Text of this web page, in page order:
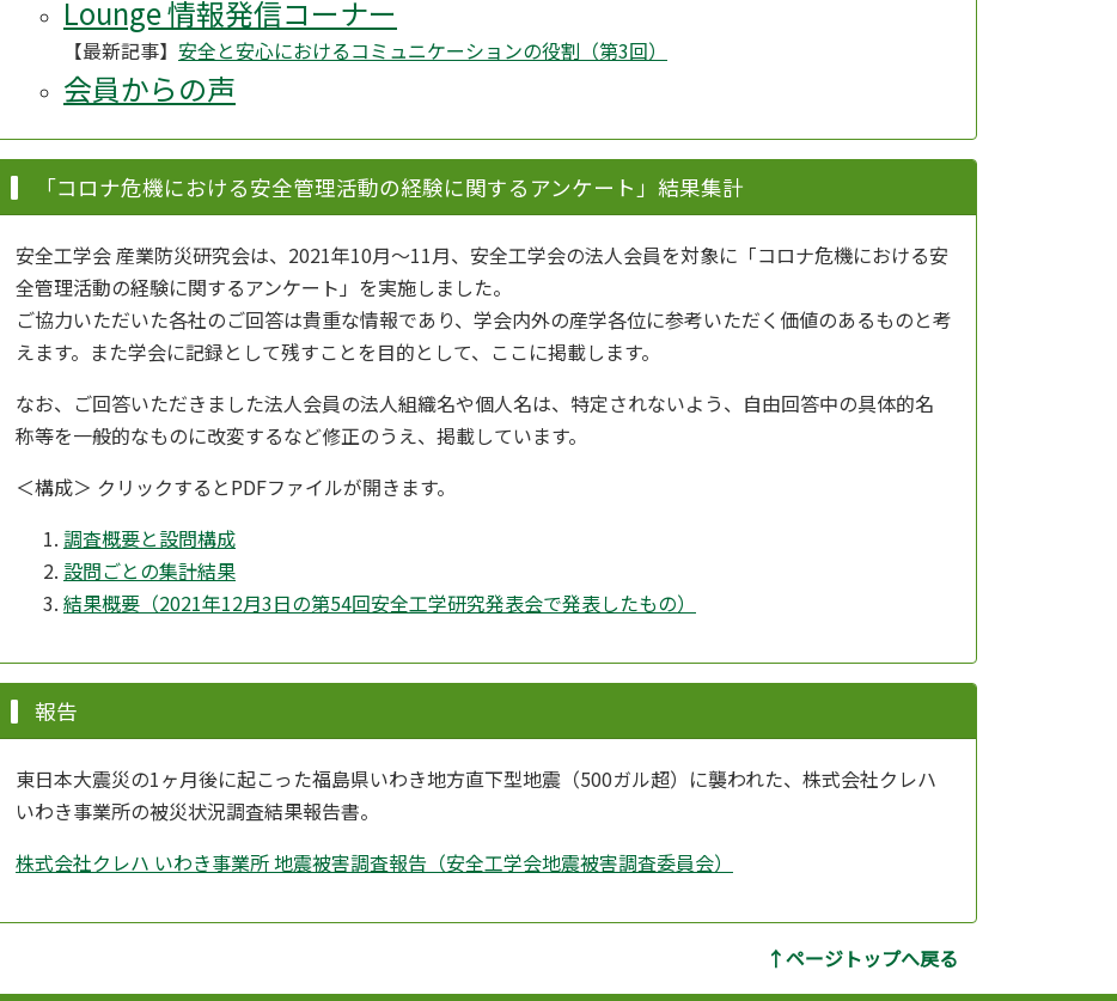
Lounge 情報発信コーナー
【最新記事】 安全と安心におけるコミュニケーションの役割（第3回）
会員からの声
「コロナ危機における安全管理活動の経験に関するアンケート」結果集計
安全工学会 産業防災研究会は、2021年10月～11月、安全工学会の法人会員を対象に「コロナ危機における安
全管理活動の経験に関するアンケート」を実施しました。
ご協力いただいた各社のご回答は貴重な情報であり、学会内外の産学各位に参考いただく価値のあるものと考
えます。また学会に記録として残すことを目的として、ここに掲載します。
なお、ご回答いただきました法人会員の法人組織名や個人名は、特定されないよう、自由回答中の具体的名
称等を一般的なものに改変するなど修正のうえ、掲載しています。
＜構成＞ クリックするとPDFファイルが開きます。
調査概要と設問構成
設問ごとの集計結果
結果概要（2021年12月3日の第54回安全工学研究発表会で発表したもの）
報告
東日本大震災の1ヶ月後に起こった福島県いわき地方直下型地震（500ガル超）に襲われた、株式会社クレハ
いわき事業所の被災状況調査結果報告書。
株式会社クレハ いわき事業所 地震被害調査報告（安全工学会地震被害調査委員会）
↑ページトップへ戻る